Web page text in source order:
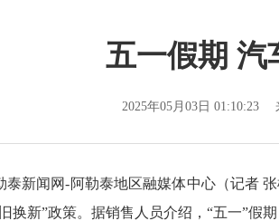
五一假期 汽
2025年05月03日 01:10:23
闻网-阿勒泰地区融媒体中心（记者 张
换新”政策。据销售人员介绍，“五一”假